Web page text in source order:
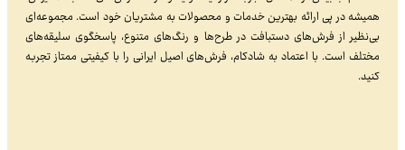
همیشه در پی ارائه بهترین خدمات و محصولات به مشتریان خود است. مجموعه‌ای
بی‌نظیر از فرش‌های دستبافت در طرح‌ها و رنگ‌های متنوع، پاسخگوی سلیقه‌های
مختلف است. با اعتماد به شادکام، فرش‌های اصیل ایرانی را با کیفیتی ممتاز تجربه
کنید.